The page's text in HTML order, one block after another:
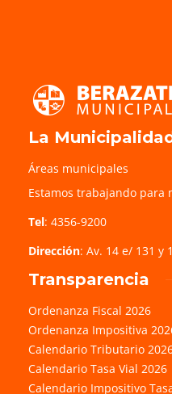
La
Áreas municipales
Estamos trabajando para
Tel: 4356-9200
Dirección: Av. 14 e/ 131 y
Transparencia
Ordenanza Fiscal 2026
Ordenanza Impositiva
Calendario Tributario
Calendario Tasa Vial 2026
Calendario Impositivo